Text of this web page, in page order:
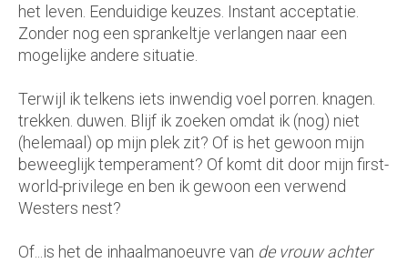
het leven. Eenduidige keuzes. Instant acceptatie.
Zonder nog een sprankeltje verlangen naar een
mogelijke andere situatie.
Terwijl ik telkens iets inwendig voel porren. knagen.
trekken. duwen. Blijf ik zoeken omdat ik (nog) niet
(helemaal) op mijn plek zit? Of is het gewoon mijn
beweeglijk temperament? Of komt dit door mijn first-
world-privilege en ben ik gewoon een verwend
Westers nest?
Of...is het de inhaalmanoeuvre van de vrouw achter